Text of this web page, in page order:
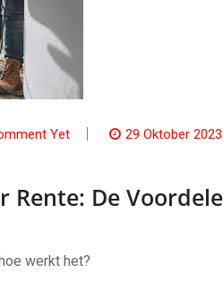
Yet 29 Oktober 2023
Rente: De
werkt het?